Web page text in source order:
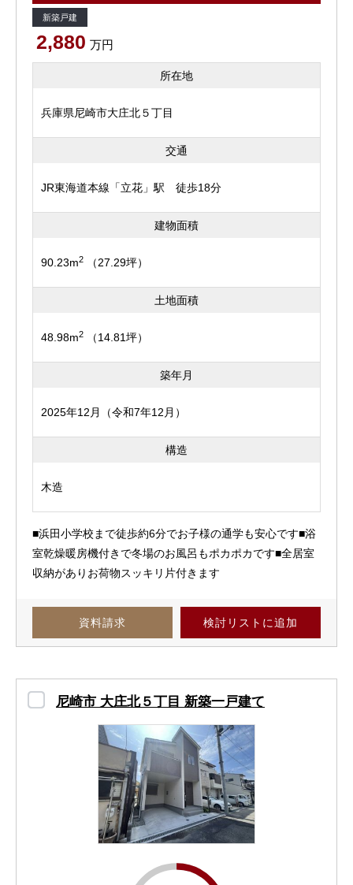
新築戸建
2,880 万円
所在地
兵庫県尼崎市大庄北５丁目
交通
JR東海道本線「立花」駅 徒歩18分
建物面積
90.23m2 （27.29坪）
土地面積
48.98m2 （14.81坪）
築年月
2025年12月（令和7年12月）
構造
木造
資料請求 検討リスト に追加
■浜田小学校まで徒歩約6分でお子様の通学も安心です■浴
室乾燥暖房機付きで冬場のお風呂もポカポカです■全居室
収納がありお荷物スッキリ片付きます
尼崎市 大庄北５丁目 新築一戸建て